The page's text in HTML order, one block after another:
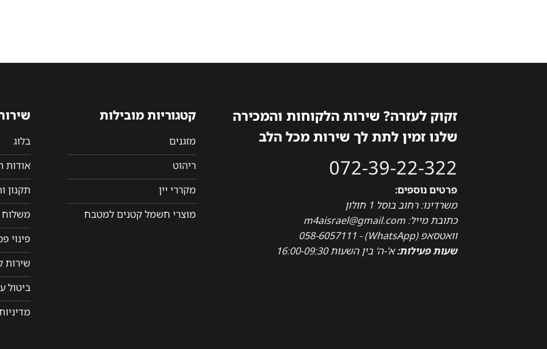
זקוק לעזרה? שירות הלקוחות והמכירה
שלנו זמין לתת לך שירות מכל הלב
072-39-22-322
פרטים נוספים:
משרדינו: רחוב בוסל 1 חולון
כתובת מייל: m4aisrael@gmail.com
וואטסאפ (WhatsApp) - 058-6057111
שעות פעילות:א'-ה' בין השעות 16:00-09:30
קטגוריות מובילות
מזגנים
ריהוט
מקררי יין
מוצרי חשמל קטנים למטבח
בלוג
אודות
תקנון
משלוח
פינוי
שירות
ביטול